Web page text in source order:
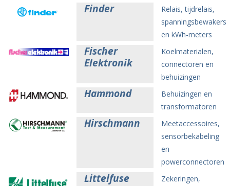
Finder
Relais, tijdrelais,
spanningsbewakers
en kWh-meters
Fischer
Elektronik
Koelmaterialen,
connectoren en
behuizingen
Hammond
Behuizingen en
transformatoren
Hirschmann
Meetaccessoires,
sensorbekabeling
en
powerconnectoren
Littelfuse
Zekeringen,